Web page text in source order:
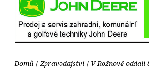
Domů Zpravodajství V Rožnově